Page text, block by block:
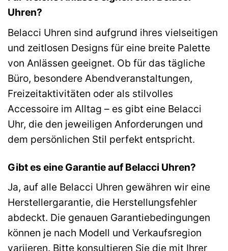
Uhren?
Belacci Uhren sind aufgrund ihres vielseitigen
und zeitlosen Designs für eine breite Palette
von Anlässen geeignet. Ob für das tägliche
Büro, besondere Abendveranstaltungen,
Freizeitaktivitäten oder als stilvolles
Accessoire im Alltag – es gibt eine Belacci
Uhr, die den jeweiligen Anforderungen und
dem persönlichen Stil perfekt entspricht.
Gibt es eine Garantie auf Belacci Uhren?
Ja, auf alle Belacci Uhren gewähren wir eine
Herstellergarantie, die Herstellungsfehler
abdeckt. Die genauen Garantiebedingungen
können je nach Modell und Verkaufsregion
variieren. Bitte konsultieren Sie die mit Ihrer